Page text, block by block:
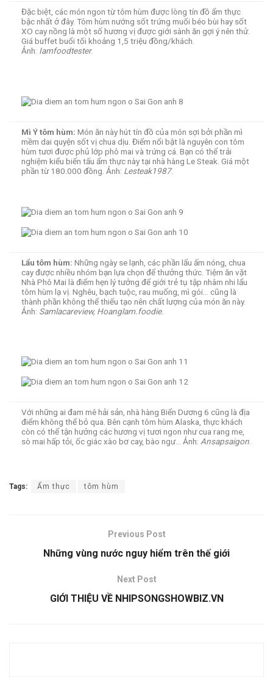
Đặc biệt, các món ngon từ tôm hùm được lòng tín đồ ẩm thực
bậc nhất ở đây. Tôm hùm nướng sốt trứng muối béo bùi hay sốt
XO cay nồng là một số hương vị được giới sành ăn gợi ý nên thử.
Giá buffet buổi tối khoảng 1,5 triệu đồng/khách.
Ảnh: Iamfoodtester.
Mì Ý tôm hùm: Món ăn này hút tín đồ của món sợi bởi phần mì
mềm dai quyện sốt vị chua dịu. Điểm nổi bật là nguyên con tôm
hùm tươi được phủ lớp phô mai và trứng cá. Bạn có thể trải
nghiệm kiểu biến tấu ẩm thực này tại nhà hàng Le Steak. Giá một
phần từ 180.000 đồng. Ảnh: Lesteak1987.
Lẩu tôm hùm: Những ngày se lạnh, các phần lẩu ấm nóng, chua
cay được nhiều nhóm bạn lựa chọn để thưởng thức. Tiệm ăn vặt
Nhà Phô Mai là điểm hẹn lý tưởng để giới trẻ tụ tập nhâm nhi lẩu
tôm hùm lạ vị. Nghêu, bạch tuộc, rau muống, mì gói… cũng là
thành phần không thể thiếu tạo nên chất lượng của món ăn này.
Ảnh: Samlacareview, Hoanglam.foodie.
Với những ai đam mê hải sản, nhà hàng Biển Dương 6 cũng là địa
điểm không thể bỏ qua. Bên cạnh tôm hùm Alaska, thực khách
còn có thể tận hưởng các hương vị tươi ngon như cua rang me,
sò mai hấp tỏi, ốc giác xào bơ cay, bào ngư… Ảnh: Ansapsaigon
Tags: Ẩm thực tôm hùm
Previous Post
Những vùng nước nguy hiểm trên thế giới
Next Post
GIỚI THIỆU VỀ NHIPSONGSHOWBIZ.VN